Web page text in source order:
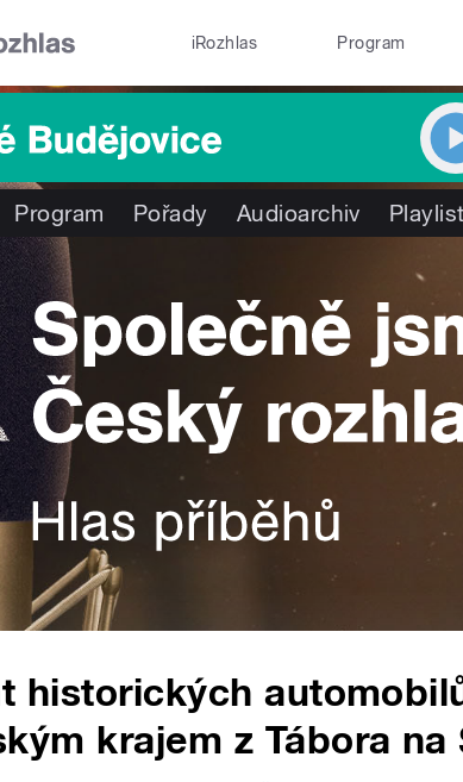
iRozhlas Program
Program Pořady Audioarchiv
historických
krajem z Tábora na